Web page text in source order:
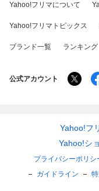
Yahoo!フリマについて
Yahoo!フリマトピックス
ブランド一覧 ランキング
公式アカウント
Yahoo!フ
Yahoo!シ
プライバシーポリシ
ガイドライン